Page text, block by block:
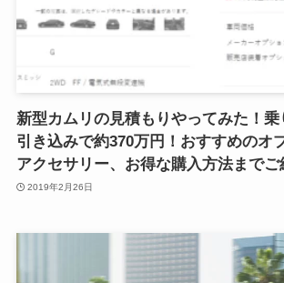
新型カムリの見積もりやってみた！
引き込みで約370万円！おすすめのオ
アクセサリー、お得な購入方法までご
2019年2月26日